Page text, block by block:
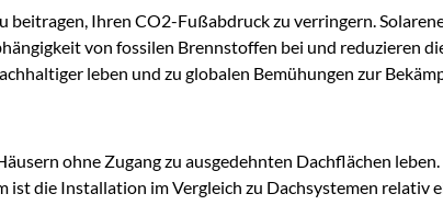
Ihren CO2-Fußabdruck zu verringern.
von fossilen Brennstoffen bei und reduzieren
leben und zu globalen Bemühungen zur
ohne Zugang zu ausgedehnten Dachflächen
die Installation im Vergleich zu Dachsystemen relativ